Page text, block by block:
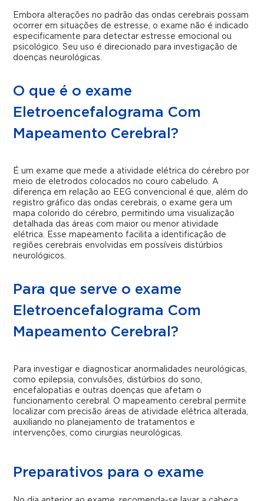
Embora alterações no padrão das ondas cerebrais possam
ocorrer em situações de estresse, o exame não é indicado
especificamente para detectar estresse emocional ou
psicológico. Seu uso é direcionado para investigação de
doenças neurológicas.
O que é o exame
Eletroencefalograma Com
Mapeamento Cerebral?
É um exame que mede a atividade elétrica do cérebro por
meio de eletrodos colocados no couro cabeludo.A
diferença em relação ao EEG convencional é que, além do
registro gráfico das ondas cerebrais, o exame gera um
mapa colorido do cérebro, permitindo uma visualização
detalhada das áreas com maior ou menor atividade
elétrica. Esse mapeamento facilita a identificação de
regiões cerebrais envolvidas em possíveis distúrbios
neurológicos.
Para que serve o exame
Eletroencefalograma Com
Mapeamento Cerebral?
Para investigar e diagnosticar anormalidades neurológicas,
como epilepsia, convulsões, distúrbios do sono,
encefalopatias e outras doenças que afetam o
funcionamento cerebral. O mapeamento cerebral permite
localizar com precisão áreas de atividade elétrica alterada,
auxiliando no planejamento de tratamentos e
intervenções, como cirurgias neurológicas.
Preparativos para o exame